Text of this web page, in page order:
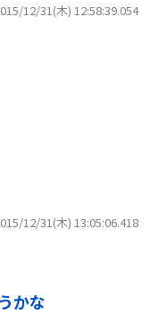
12/31(木) 12:58:39.054
12/31(木) 13:05:06.418
かな